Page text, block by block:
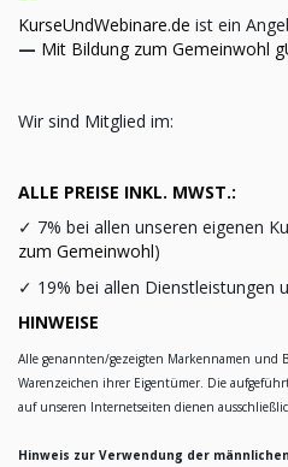
KurseUndWebinare.de ist ein
— Mit Bildung zum Gemeinwohl
Wir sind Mitglied im:
ALLE PREISE INKL. MWST.:
✓ 7% bei allen unseren eigenen
zum Gemeinwohl)
✓ 19% bei allen Dienstleistungen
HINWEISE
Alle genannten/gezeigten Markennamen und
Warenzeichen ihrer Eigentümer. Die
auf unseren Internetseiten dienen
Hinweis zur Verwendung der